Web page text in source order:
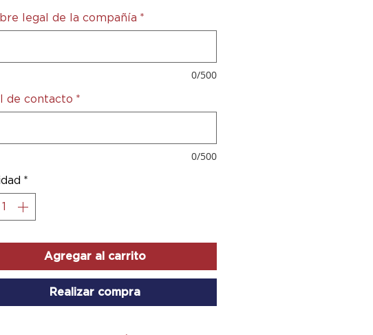
legal de la compañía *
0/500
de contacto *
0/500
*
Agregar al carrito
Realizar compra